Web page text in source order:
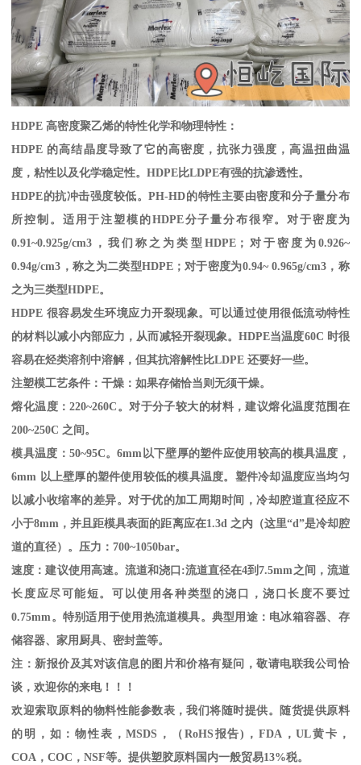
HDPE 高密度聚乙烯的特性化学和物理特性：
HDPE 的高结晶度导致了它的高密度，抗张力强度，高温扭曲温
度，粘性以及化学稳定性。HDPE 比LDPE有强的抗渗透性。
HDPE的抗冲击强度较低。PH-HD的特性主要由密度和分子量分布
所控制。适用于注塑模的HDPE分子量分布很窄。对于密度为
0.91~0.925g/cm3 ，我们称之为类型 HDPE；对于密度为 0.926~
0.94g/cm3 ，称之为二类型HDPE；对于密度为0.94~ 0.965g/cm3 ，称
之为三类型HDPE。
HDPE 很容易发生环境应力开裂现象。可以通过使用很低流动特性
的材料以减小内部应力，从而减轻开裂现象。HDPE当温度60C 时很
容易在烃类溶剂中溶解，但其抗溶解性比LDPE还要好一些。
注塑模工艺条件：干燥：如果存储恰当则无须干燥。
熔化温度：220~260C 。对于分子较大的材料，建议熔化温度范围在
200~250C 之间。
模具温度： 50~95C。6mm以下壁厚的塑件应使用较高的模具温度，
6mm 以上壁厚的塑件使用较低的模具温度。塑件冷却温度应当均匀
以减小收缩率的差异。对于优的加工周期时间，冷却腔道直径应不
小于8mm ，并且距模具表面的距离应在1.3d 之内（这里“d”是冷却腔
道的直径）。压力：700~1050bar。
速度：建议使用高速。流道和浇口 :流道直径在4到7.5mm之间，流道
长度应尽可能短。可以使用各种类型的浇口，浇口长度不要过
0.75mm。特别适用于使用热流道模具。典型用途：电冰箱容器、存
储容器、家用厨具、密封盖等。
注：新报价及其对该信息的图片和价格有疑问，敬请电联我公司恰
谈，欢迎你的来电！！！
欢迎索取原料的物料性能参数表，我们将随时提供。随货提供原料
的明，如：物性表，MSDS ， （ RoHS 报告) ， FDA，UL黄卡，
COA ，COC ，NSF等。提供塑胶原料国内一般贸易13%税。